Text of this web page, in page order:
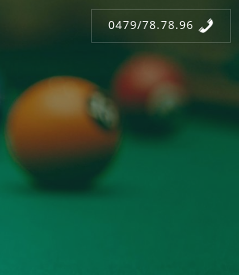
0479/78.78.96